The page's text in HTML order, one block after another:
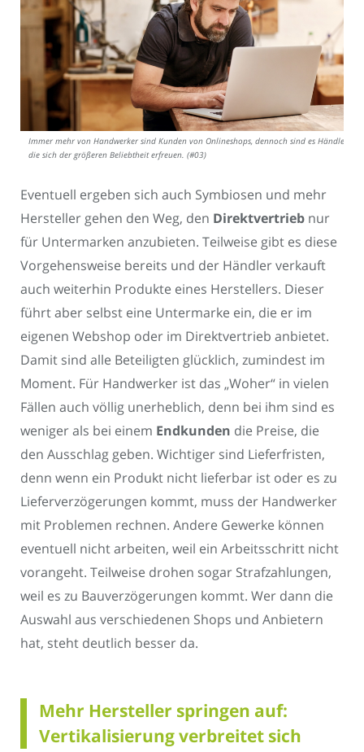
Immer mehr von Handwerker sind Kunden von Onlineshops, dennoch sind es Händler,
die sich der größeren Beliebtheit erfreuen. (#03)
Eventuell ergeben sich auch Symbiosen und mehr
Hersteller gehen den Weg, den Direktvertrieb nur
für Untermarken anzubieten. Teilweise gibt es diese
Vorgehensweise bereits und der Händler verkauft
auch weiterhin Produkte eines Herstellers. Dieser
führt aber selbst eine Untermarke ein, die er im
eigenen Webshop oder im Direktvertrieb anbietet.
Damit sind alle Beteiligten glücklich, zumindest im
Moment. Für Handwerker ist das „Woher“ in vielen
Fällen auch völlig unerheblich, denn bei ihm sind es
weniger als bei einem Endkunden die Preise, die
den Ausschlag geben. Wichtiger sind Lieferfristen,
denn wenn ein Produkt nicht lieferbar ist oder es zu
Lieferverzögerungen kommt, muss der Handwerker
mit Problemen rechnen. Andere Gewerke können
eventuell nicht arbeiten, weil ein Arbeitsschritt nicht
vorangeht. Teilweise drohen sogar Strafzahlungen,
weil es zu Bauverzögerungen kommt. Wer dann die
Auswahl aus verschiedenen Shops und Anbietern
hat, steht deutlich besser da.
Mehr Hersteller springen auf:
Vertikalisierung verbreitet sich